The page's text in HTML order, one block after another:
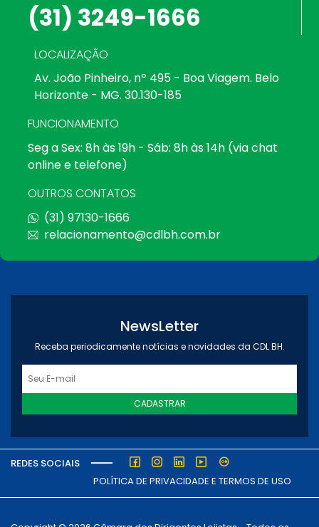
(31) 3249-1666
LOCALIZAÇÃO
Av. João Pinheiro, nº 495 - Boa Viagem. Belo
Horizonte - MG. 30.130-185
FUNCIONAMENTO
Seg a Sex: 8h às 19h - Sáb: 8h às 14h (via chat
online e telefone)
OUTROS CONTATOS
(31) 97130-1666
relacionamento@cdlbh.com.br
NewsLetter
Receba periodicamente notícias e novidades da CDL BH.
CADASTRAR
REDES SOCIAIS
POLÍTICA DE PRIVACIDADE E TERMOS DE USO